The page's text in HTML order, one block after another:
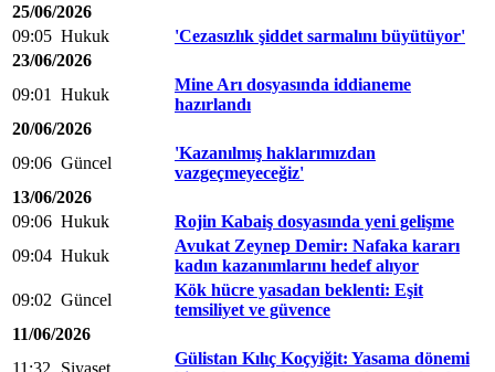
25/06/2026
09:05 Hukuk
'Cezasızlık şiddet sarmalını büyütüyor'
23/06/2026
09:01
Hukuk
Mine Arı dosyasında iddianeme
hazırlandı
20/06/2026
09:06 Güncel
'Kazanılmış haklarımızdan
vazgeçmeyeceğiz'
13/06/2026
09:06 Hukuk
Rojin Kabaiş dosyasında yeni gelişme
09:04 Hukuk
Avukat Zeynep Demir: Nafaka kararı
kadın kazanımlarını hedef alıyor
09:02 Güncel
Kök hücre yasadan beklenti: Eşit
temsiliyet ve güvence
11/06/2026
11:32
Siyaset
Gülistan Kılıç Koçyiğit: Yasama dönemi